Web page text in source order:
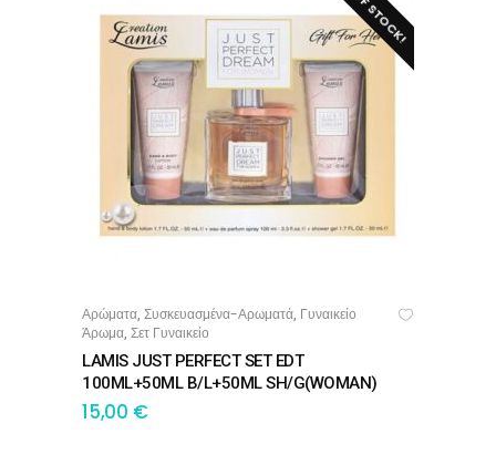
ΔΙΑΒΆΣΤΕ ΠΕΡΙΣΣΌΤΕΡΑ
Αρώματα, Συσκευασμένα-Αρωματά, Γυναικείο
Άρωμα, Σετ Γυναικείο
LAMIS JUST PERFECT SET EDT
100ML+50ML B/L+50ML SH/G(WOMAN)
15,00 €